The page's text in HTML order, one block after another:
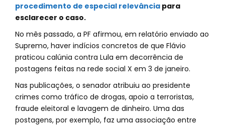
procedimento de especial relevância para
esclarecer o caso.
No mês passado, a PF afirmou, em relatório enviado ao
Supremo, haver indícios concretos de que Flávio
praticou calúnia contra Lula em decorrência de
postagens feitas na rede social X em 3 de janeiro.
Nas publicações, o senador atribuiu ao presidente
crimes como tráfico de drogas, apoio a terroristas,
fraude eleitoral e lavagem de dinheiro. Uma das
postagens, por exemplo, faz uma associação entre